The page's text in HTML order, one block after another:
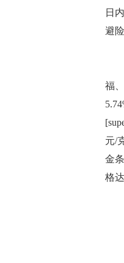
日
避
实
福
元/
金
格
二
今